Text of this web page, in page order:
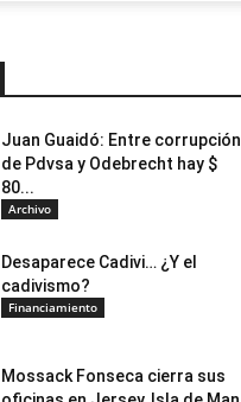
Juan Guaidó: Entre corrupción
de Pdvsa y Odebrecht hay $
80...
Archivo
Desaparece Cadivi… ¿Y el
cadivismo?
Financiamiento
Mossack Fonseca cierra sus